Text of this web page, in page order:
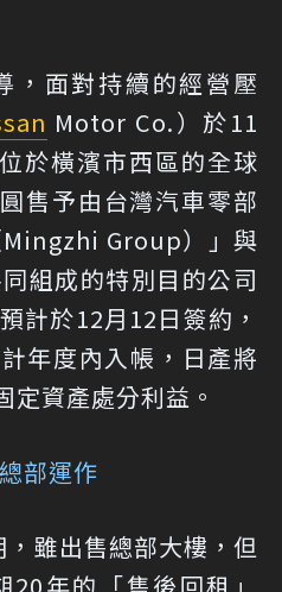
，面對持續的經營壓
Motor Co.）於11
於橫濱市西區的全球
售予由台灣汽車零部
Group）」與
組成的特別目的公司
計於12月12日簽約，
年度內入帳，日產將
定資產處分利益。
部運作
雖出售總部大樓，但